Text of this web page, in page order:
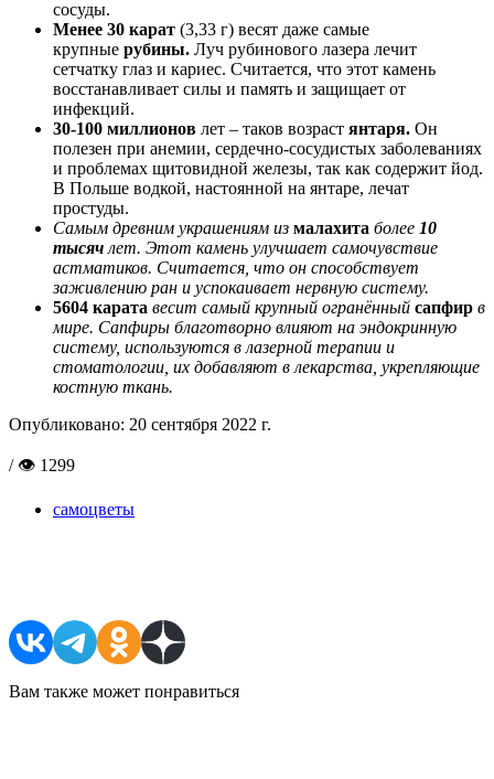
сосуды.
Менее 30 карат (3,33 г) весят даже самые
крупные рубины. Луч рубинового лазера лечит
сетчатку глаз и кариес. Считается, что этот камень
восстанавливает силы и память и защищает от
инфекций.
30-100 миллионов лет – таков возраст янтаря. Он
полезен при анемии, сердечно-сосудистых заболеваниях
и проблемах щитовидной железы, так как содержит йод.
В Польше водкой, настоянной на янтаре, лечат
простуды.
Самым древним украшениям из малахита более 10
тысяч лет. Этот камень улучшает самочувствие
астматиков. Считается, что он способствует
заживлению ран и успокаивает нервную систему.
5604 карата весит самый крупный огранённый сапфир в
мире. Сапфиры благотворно влияют на эндокринную
систему, используются в лазерной терапии и
стоматологии, их добавляют в лекарства, укрепляющие
костную ткань.
Опубликовано: 20 сентября 2022 г.
/ 👁 1299
самоцветы
Вам также может понравиться